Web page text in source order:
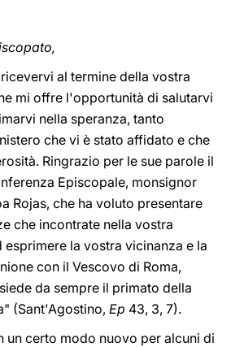
al termine della vostra
mi offre l'opportunità di salutarvi
nella speranza, tanto
che vi è stato affidato e che
Ringrazio per le sue parole il
Episcopale, monsignor
Rojas, che ha voluto presentare
che incontrate nella vostra
la vostra vicinanza e la
con il Vescovo di Roma,
da sempre il primato della
(Sant'Agostino, Ep 43, 3, 7).
un certo modo nuovo per alcuni di